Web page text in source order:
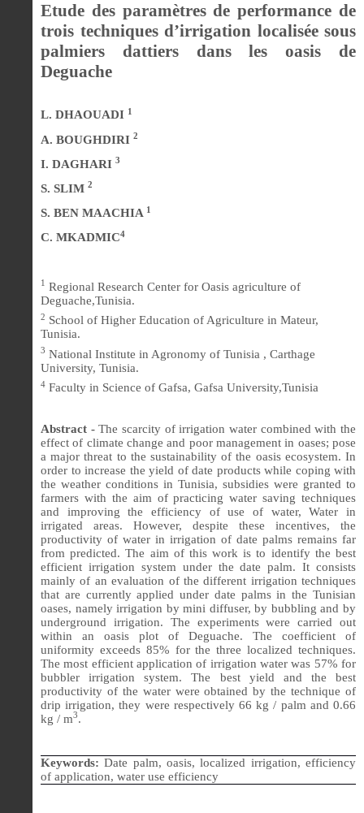
Etude des paramètres de performance de
trois techniques d’irrigation localisée sous
palmiers dattiers dans les oasis de
Deguache
L. DHAOUADI 1
A. BOUGHDIRI 2
I. DAGHARI 3
S. SLIM 2
S. BEN MAACHIA 1
C. MKADMIC4
1 Regional Research Center for Oasis agriculture of
Deguache,Tunisia.
2 School of Higher Education of Agriculture in Mateur,
Tunisia.
3 National Institute in Agronomy of Tunisia , Carthage
University, Tunisia.
4 Faculty in Science of Gafsa, Gafsa University,Tunisia
Abstract -The scarcity of irrigation water combined with the
effect of climate change and poor management in oases; pose
a major threat to the sustainability of the oasis ecosystem. In
order to increase the yield of date products while coping with
the weather conditions in Tunisia, subsidies were granted to
farmers with the aim of practicing water saving techniques
and improving the efficiency of use of water, Water in
irrigated areas. However, despite these incentives, the
productivity of water in irrigation of date palms remains far
from predicted.The aim of this work is to identify the best
efficient irrigation system under the date palm. It consists
mainly of an evaluation of the different irrigation techniques
that are currently applied under date palms in the Tunisian
oases, namely irrigation by mini diffuser, by bubbling and by
underground irrigation. The experiments were carried out
within an oasis plot of Deguache. The coefficient of
uniformity exceeds 85% for the three localized techniques.
The most efficient application of irrigation water was 57% for
bubbler irrigation system. The best yield and the best
productivity of the water were obtained by the technique of
drip irrigation, they were respectively 66 kg / palm and 0.66
kg / m3.
Keywords:Date palm, oasis, localized irrigation, efficiency
of application, water use efficiency